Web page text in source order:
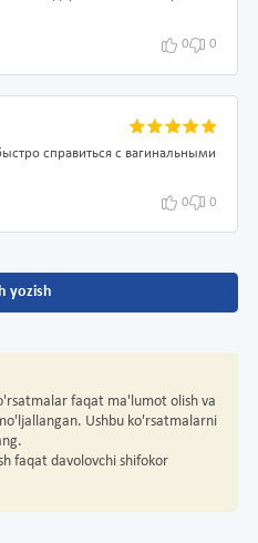
0 0
справиться с вагинальными
0 0
yozish
faqat ma'lumot olish va
Ushbu ko'rsatmalarni
faqat davolovchi shifokor